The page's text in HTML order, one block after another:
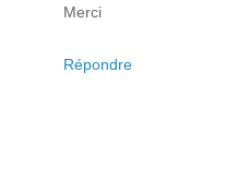
Merci
Répondre